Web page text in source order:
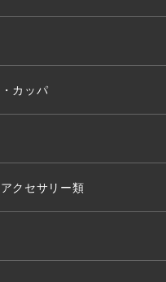
カッパ
クセサリー類